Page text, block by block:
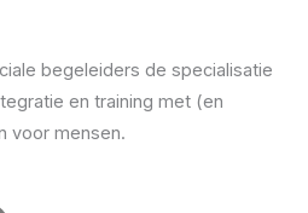
begeleiders de specialisatie
en training met (en
voor mensen.